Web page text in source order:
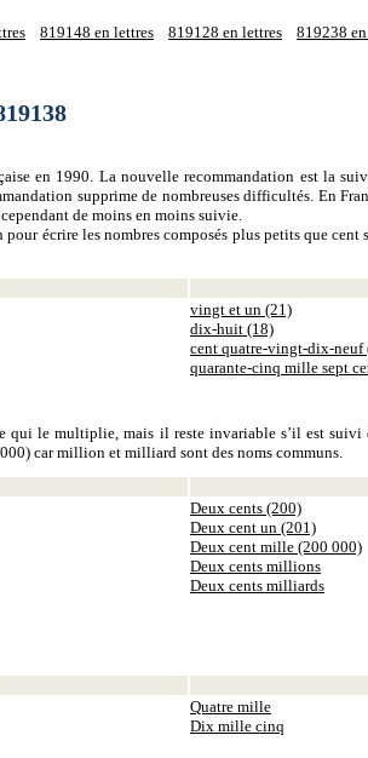
819148 en lettres 819128 en lettres
819238
en 1990. La nouvelle recommandation est la
supprime de nombreuses difficultés. En
de moins en moins suivie.
écrire les nombres composés plus petits que
vingt et un (21)
dix-huit (18)
cent quatre-vingt-dix-neuf
quarante-cinq mille sept
qui le multiplie, mais il reste invariable s’il est
car million et milliard sont des noms communs.
Deux cents (200)
Deux cent un (201)
Deux cent mille (200 000)
Deux cents millions
Deux cents milliards
Quatre mille
Dix mille cinq